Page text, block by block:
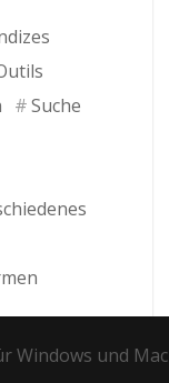
Suche
Windows und Mac